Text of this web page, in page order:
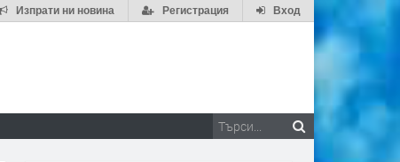
Вход
Регистрация
Изпрати ни новина